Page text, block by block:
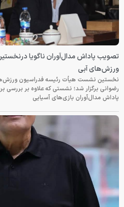
تصویب پاداش مدال‌آوران ناگویا
ورزش‌های آبی
نخستین نشست هیأت رئیسه فدراسیون
رضوانی برگزار شد؛ نشستی که علاوه بر بررسی
پاداش مدال‌آوران بازی‌های آسیایی